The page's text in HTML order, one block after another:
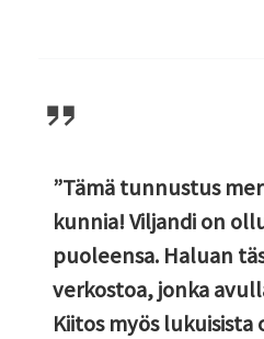
”Tämä tunnustus
kunnia! Viljandi on
puoleensa. Haluan
verkostoa, jonka
Kiitos myös